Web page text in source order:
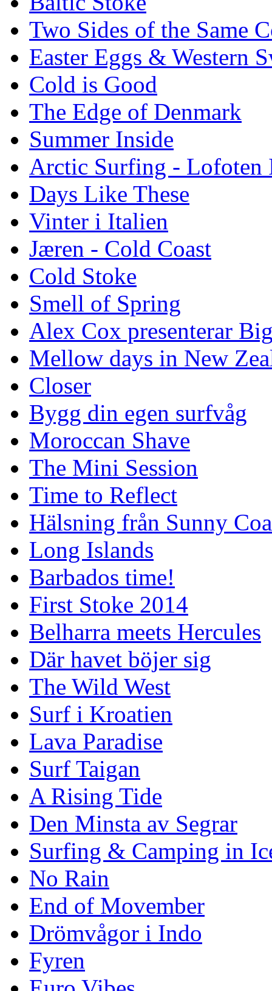
Two Sides of the Same
Easter Eggs & Western
Cold is Good
The Edge of Denmark
Summer Inside
Arctic Surfing - Lofoten
Days Like These
Vinter i Italien
Jæren - Cold Coast
Cold Stoke
Smell of Spring
Alex Cox presenterar
Mellow days in New
Closer
Bygg din egen surfvåg
Moroccan Shave
The Mini Session
Time to Reflect
Hälsning från Sunny
Long Islands
Barbados time!
First Stoke 2014
Belharra meets Hercules
Där havet böjer sig
The Wild West
Surf i Kroatien
Lava Paradise
Surf Taigan
A Rising Tide
Den Minsta av Segrar
Surfing & Camping in
No Rain
End of Movember
Drömvågor i Indo
Fyren